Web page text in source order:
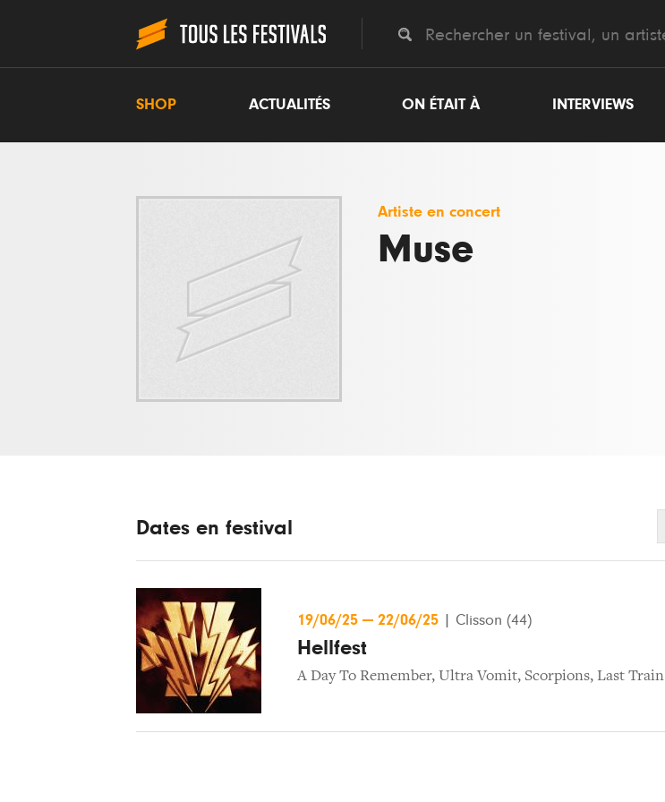
SHOP ACTUALITÉS ON ÉTAIT À INTERVIEWS
Artiste en concert
Muse
Dates en festival
19/06/25 — 22/06/25 Clisson (44)
Hellfest
A Day To Remember, Ultra Vomit, Scorpions, Last Train